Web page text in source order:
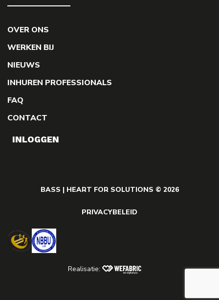
OVER ONS
WERKEN BIJ
NIEUWS
INHUREN PROFESSIONALS
FAQ
CONTACT
INLOGGEN
BASS | HEART FOR SOLUTIONS © 2026
PRIVACYBELEID
Realisatie: